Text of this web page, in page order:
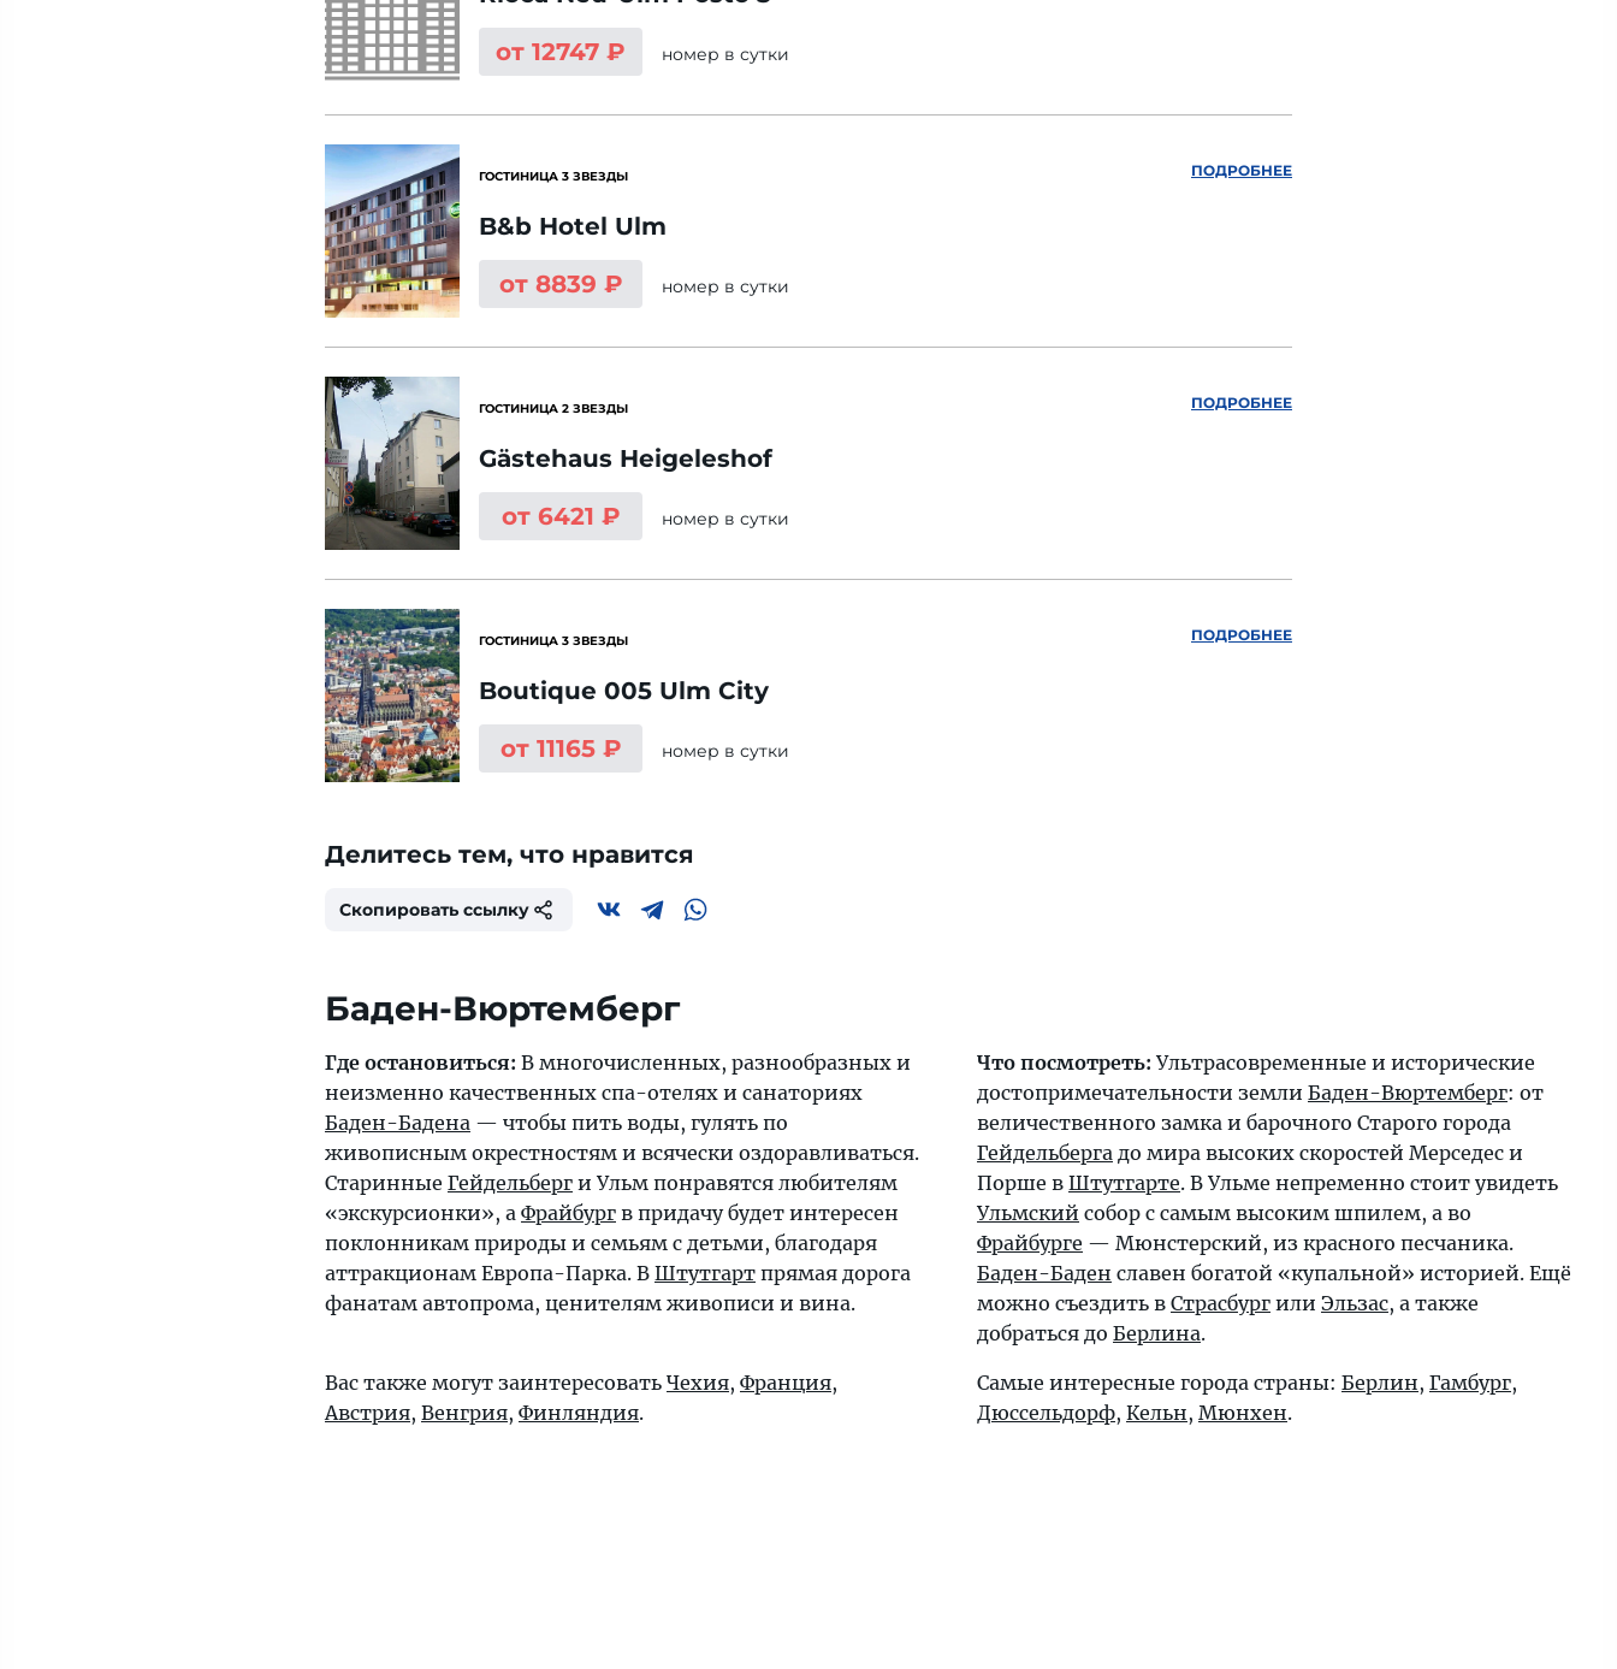
от 12747 ₽
номер в сутки
ГОСТИНИЦА 3 ЗВЕЗДЫ
B&b Hotel Ulm
от 8839 ₽
номер в сутки
ПОДРОБНЕЕ
ГОСТИНИЦА 2 ЗВЕЗДЫ
Gästehaus Heigeleshof
от 6421 ₽
номер в сутки
ПОДРОБНЕЕ
ГОСТИНИЦА 3 ЗВЕЗДЫ
Boutique 005 Ulm City
от 11165 ₽
номер в сутки
ПОДРОБНЕЕ
Делитесь тем, что нравится
Скопировать ссылку
Баден-Вюртемберг
Где остановиться: В многочисленных, разнообразных и
неизменно качественных спа-отелях и санаториях
Баден-Бадена — чтобы пить воды, гулять по
живописным окрестностям и всячески оздоравливаться.
Старинные Гейдельберг и Ульм понравятся любителям
«экскурсионки», а Фрайбург в придачу будет интересен
поклонникам природы и семьям с детьми, благодаря
аттракционам Европа-Парка. В Штутгарт прямая дорога
фанатам автопрома, ценителям живописи и вина.
Что посмотреть: Ультрасовременные и исторические
достопримечательности земли Баден-Вюртемберг: от
величественного замка и барочного Старого города
Гейдельберга до мира высоких скоростей Мерседес и
Порше в Штутгарте. В Ульме непременно стоит увидеть
Ульмский собор с самым высоким шпилем, а во
Фрайбурге — Мюнстерский, из красного песчаника.
Баден-Баден славен богатой «купальной» историей. Ещё
можно съездить в Страсбург или Эльзас, а также
добраться до Берлина.
Вас также могут заинтересовать Чехия, Франция,
Австрия, Венгрия, Финляндия.
Самые интересные города страны: Берлин, Гамбург,
Дюссельдорф, Кельн, Мюнхен.